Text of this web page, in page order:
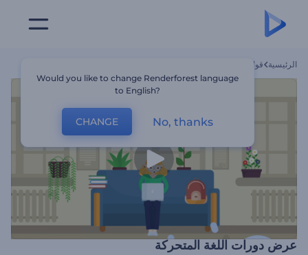
الرئيسية قوالب
عرض دورات اللغة المتحركة
Would you like to change Renderforest language
to English?
CHANGE No, thanks